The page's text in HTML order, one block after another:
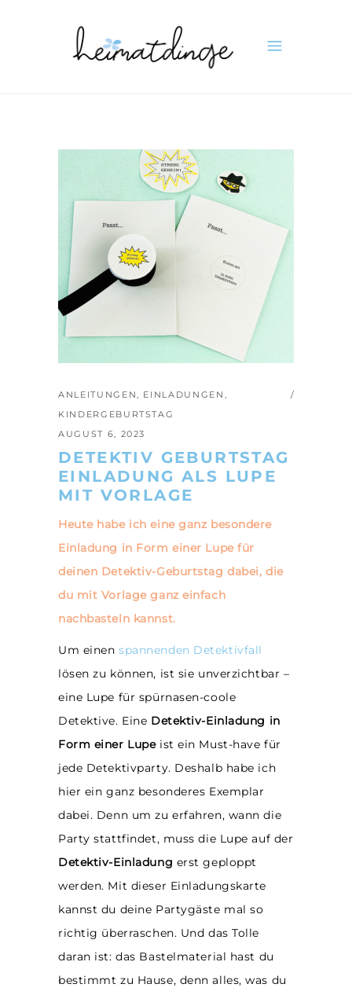
ANLEITUNGEN, EINLADUNGEN ,
KINDERGEBURTSTAG
AUGUST 6, 2023
DETEKTIV GEBURTSTAG
EINLADUNG ALS LUPE
MIT VORLAGE
Heute habe ich eine ganz besondere
Einladung in Form einer Lupe für
deinen Detektiv-Geburtstag dabei, die
du mit Vorlage ganz einfach
nachbasteln kannst.
Um einenspannenden Detektivfall
lösen zu können, ist sie unverzichtbar –
eine Lupe für spürnasen-coole
Detektive. Eine Detektiv-Einladung in
Form einer Lupeist ein Must-have für
jede Detektivparty. Deshalb habe ich
hier ein ganz besonderes Exemplar
dabei. Denn um zu erfahren, wann die
Party stattfindet, muss die Lupe auf der
Detektiv-Einladung erst geploppt
werden. Mit dieser Einladungskarte
kannst du deine Partygäste mal so
richtig überraschen. Und das Tolle
daran ist: das Bastelmaterial hast du
bestimmt zu Hause, denn alles, was du